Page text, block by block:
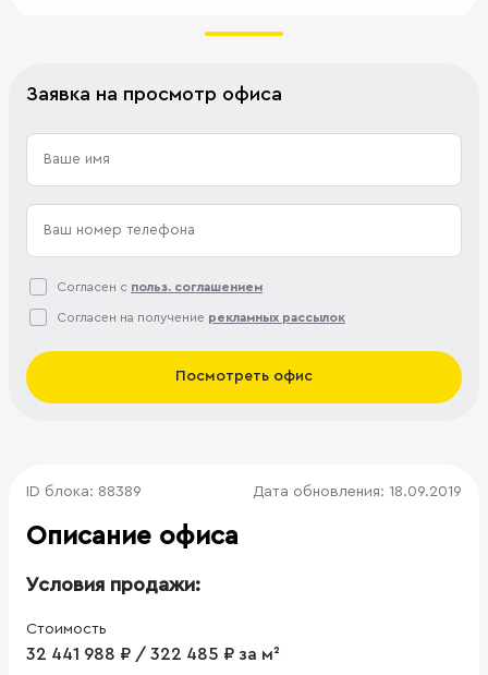
Заявка на просмотр офиса
Согласен с польз. соглашением
Согласен на получение рекламных рассылок
Посмотреть офис
ID блока: 88389 Дата обновления: 18.09.2019
Описание офиса
Условия продажи:
Стоимость
32 441 988 ₽ / 322 485 ₽ за м²